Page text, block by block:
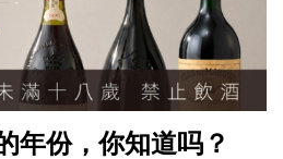
年份，你知道吗？